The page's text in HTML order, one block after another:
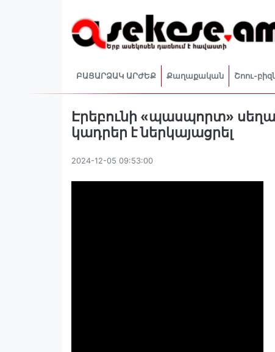
ԲԱՑԱՐՁԱԿ ԱՐԺԵՔ Քաղաքական Շոու-
Էրեբունի «պասպորտ»
կադրեր է ներկայացրել
2024-12-05 09:53:00